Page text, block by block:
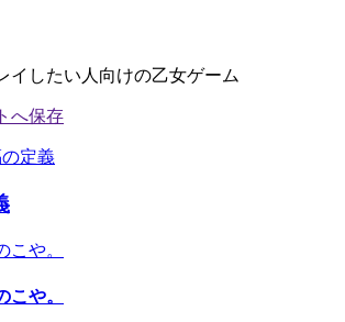
イしたい人向けの乙女ゲーム
こや。
こや。